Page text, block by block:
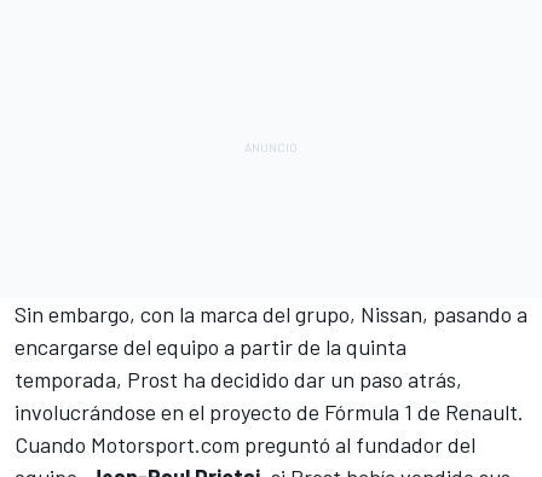
Sin embargo, con la marca del grupo, Nissan, pasando a
encargarse del equipo a partir de la quinta
temporada, Prost ha decidido dar un paso atrás,
involucrándose en el proyecto de Fórmula 1 de Renault.
Cuando Motorsport.com preguntó al fundador del